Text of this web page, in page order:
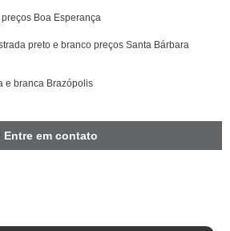
Boa Esperança
preto e branco preços Santa Bárbara
e branca Brazópolis
Entre em contato